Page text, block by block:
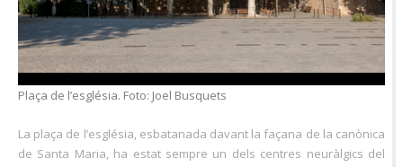
Plaça de l’església. Foto: Joel Busquets
La plaça de l’església, esbatanada davant la façana de la canònica
de Santa Maria, ha estat sempre un dels centres neuràlgics del